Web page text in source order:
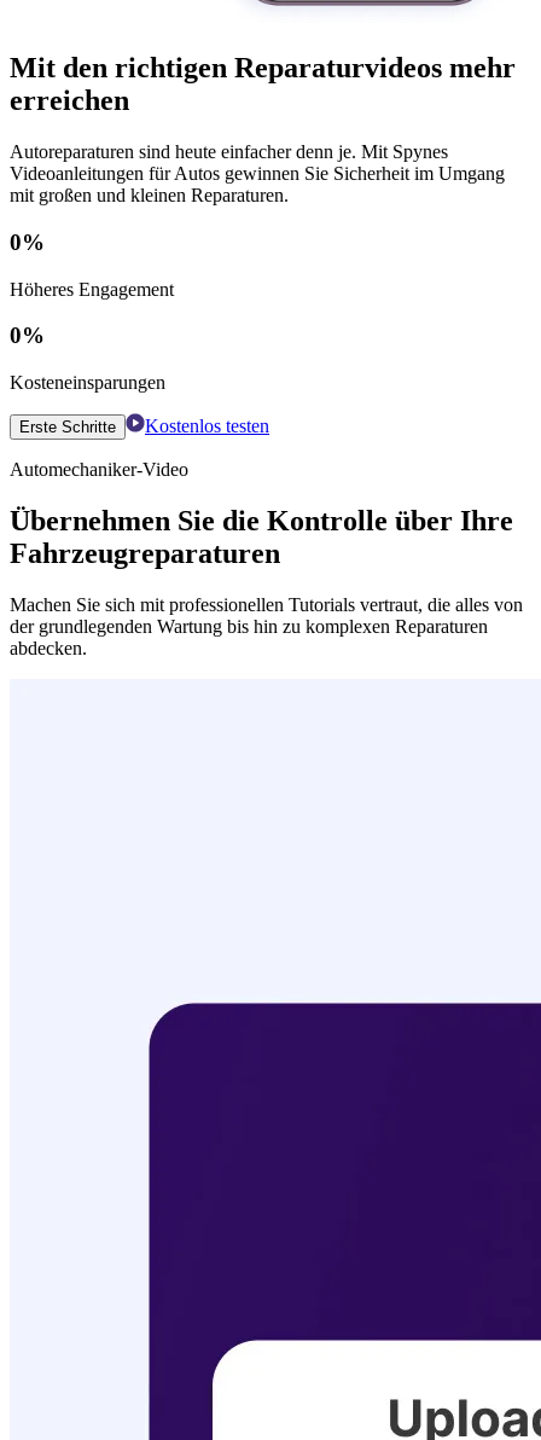
Mit den richtigen Reparaturvideos mehr
erreichen
Autoreparaturen sind heute einfacher denn je. Mit Spynes
Videoanleitungen für Autos gewinnen Sie Sicherheit im Umgang
mit großen und kleinen Reparaturen.
0%
Höheres Engagement
0%
Kosteneinsparungen
Erste Schritte Kostenlos testen
Automechaniker-Video
Übernehmen Sie die Kontrolle über Ihre
Fahrzeugreparaturen
Machen Sie sich mit professionellen Tutorials vertraut, die alles von
der grundlegenden Wartung bis hin zu komplexen Reparaturen
abdecken.